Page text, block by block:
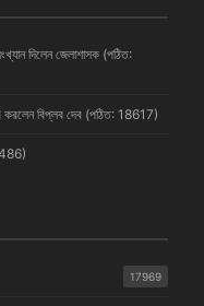
দিলেন জেলাশাসক (পঠিত:
করলেন বিপ্লব দেব (পঠিত: 18617)
17969